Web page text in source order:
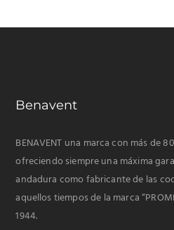
Benavent
BENAVENT una marca con más de
ofreciendo siempre una máxima
andadura como fabricante de las
aquellos tiempos de la marca
1944.